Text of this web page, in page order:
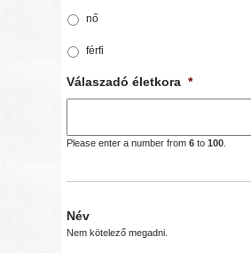
nő
férfi
Válaszadó életkora *
Please enter a number from6 to100
Név
Nem kötelező megadni.